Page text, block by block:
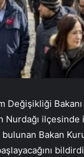
Değişikliği
Nurdağı
Bakan